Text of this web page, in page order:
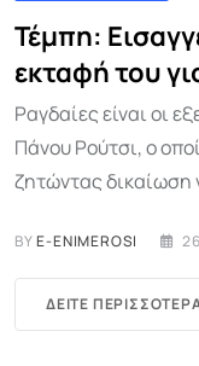
Τέμπη:
εκταφή του
Ραγδαίες είναι οι
Πάνου Ρούτσι, ο
ζητώντας δικαίωση
BYE-ENIMEROSI
ΔΕΊΤΕ